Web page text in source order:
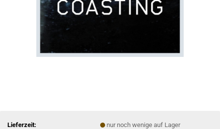
Lieferzeit: nur noch wenige auf Lager